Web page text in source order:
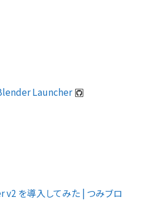
Launcher
を導入してみた | つみブロ